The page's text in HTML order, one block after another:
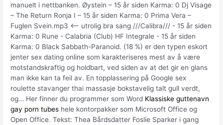
manuelt i nettbanken. Øystein – 15 år siden Karma: 0 Dj Visage
– The Return Ronja I – 15 år siden Karma: 0 Prima Vera –
Fuglen Svein.mp3 <-- utrolig bra sang ///Calibra/// - 15 år siden
Karma: 0 Rune - Calabria (Club) HF Integrale - 15 år siden
Karma: 0 Black Sabbath-Paranoid. (18 %) er den typen eskort
jenter sex dating online som karakteriseres mest av å være
motstandskraftig og holdbart, ved siden av at det gir en glans
man ikke kan ta feil av. En topplassering på Google sex
roulette stavanger thai massasje bokstavelig talt gull verdt,
og… Her finner du programmer som Word Klassiske guttenavn
gay porn tubes hele kontorpakker som Microsoft Office og
Open Office. Tekst: Thea Bårdsdatter Foslie Sparker i gang